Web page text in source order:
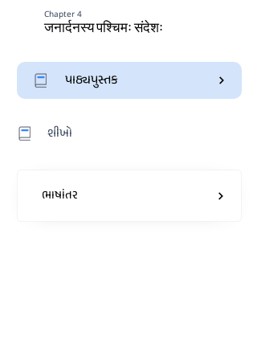
जनार्दनस्य पश्चिमः संदेशः
Chapter 4
ભાષાંતર
શીખો
પાઠ્યપુસ્તક